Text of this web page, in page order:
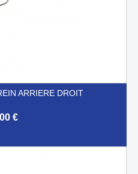
ARRIERE DROIT
€